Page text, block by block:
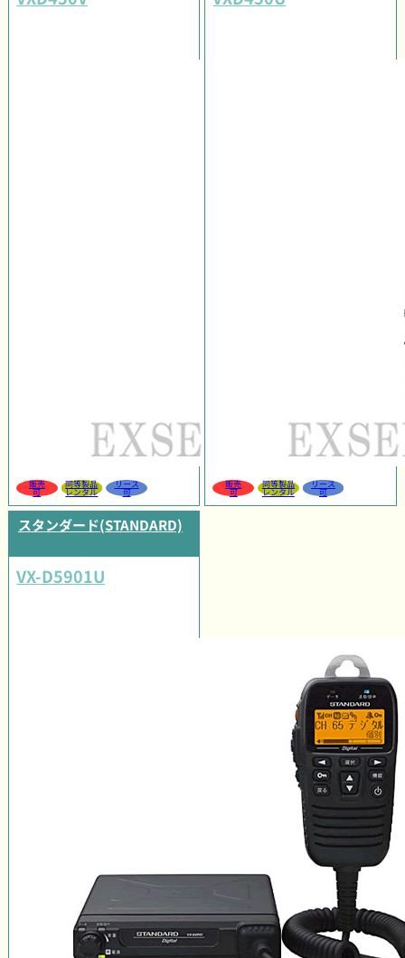
販売
可
同等製品
レンタル
リース
可
販売
可
同等製品
レンタル
リース
可
スタンダード(STANDARD)
VX-D5901U